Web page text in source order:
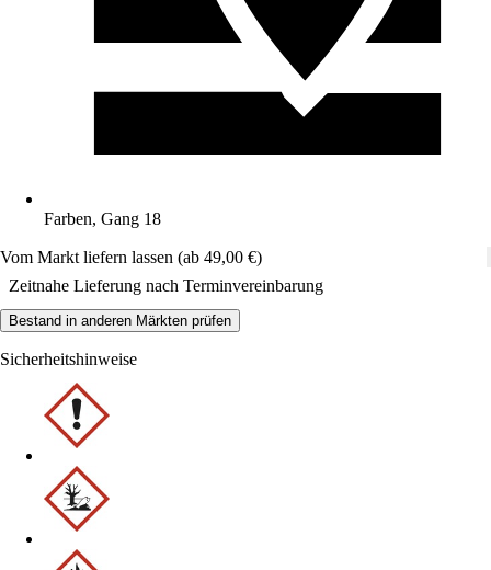
Farben, Gang 18
Vom Markt liefern lassen (ab 49,00 €)
Zeitnahe Lieferung nach Terminvereinbarung
Bestand in anderen Märkten prüfen
Sicherheitshinweise